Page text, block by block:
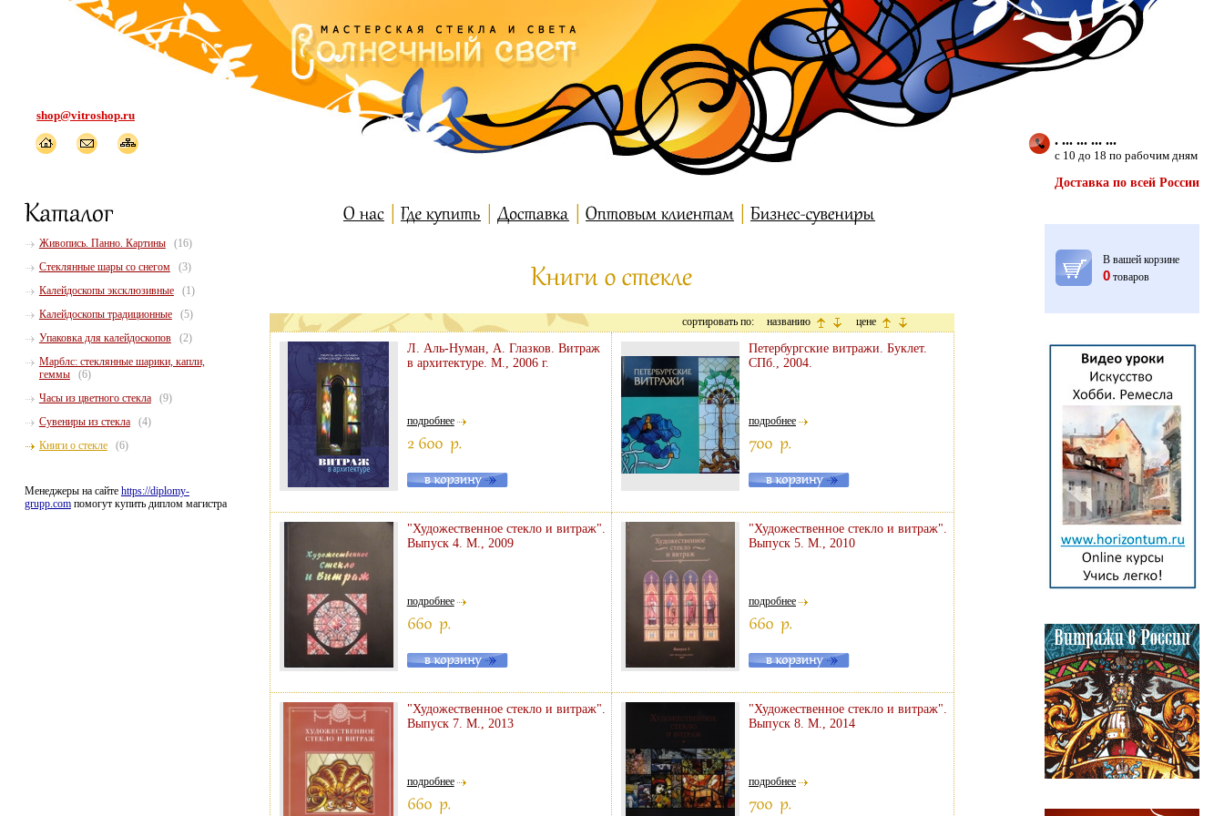
shop@vitroshop.ru
. ... ... ... ...
с 10 до 18 по рабочим дням
Доставка по всей России
сортировать по: названию цене
Л. Аль-Нуман, А. Глазков. Витраж
в архитектуре. М., 2006 г.
подробнее
Петербургские витражи. Буклет.
СПб., 2004.
подробнее
"Художественное стекло и витраж".
Выпуск 4. М., 2009
подробнее
"Художественное стекло и витраж".
Выпуск 5. М., 2010
подробнее
"Художественное стекло и витраж".
Выпуск 7. М., 2013
подробнее
"Художественное стекло и витраж".
Выпуск 8. М., 2014
подробнее
Живопись. Панно. Картины
(16)
Стеклянные шары со снегом
(3)
Калейдоскопы эксклюзивные
(1)
Калейдоскопы традиционные
(5)
Упаковка для калейдоскопов
(2)
Марблс: стеклянные шарики, капли,
геммы
(6)
Часы из цветного стекла
(9)
Сувениры из стекла
(4)
Книги о стекле
(6)
Менеджеры на сайте https://diplomy-
grupp.comпомогут купить диплом магистра
В вашей корзине
0 товаров